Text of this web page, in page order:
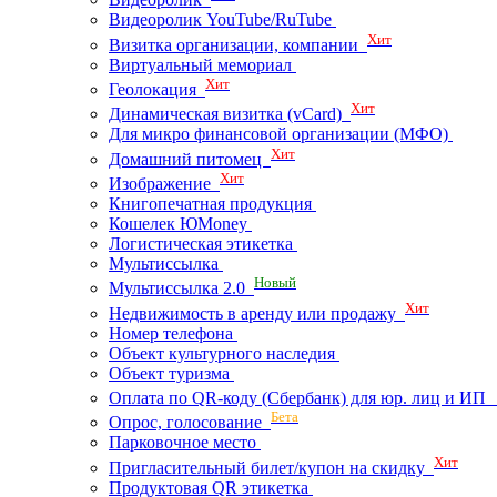
Видеоролик YouTube/RuTube
Визитка организации, компании Хит
Виртуальный мемориал
Геолокация Хит
Динамическая визитка (vCard) Хит
Для микро финансовой организации (МФО)
Домашний питомец Хит
Изображение Хит
Книгопечатная продукция
Кошелек ЮMoney
Логистическая этикетка
Мультиссылка
Мультиссылка 2.0 Новый
Недвижимость в аренду или продажу Хит
Номер телефона
Объект культурного наследия
Объект туризма
Оплата по QR-коду (Сбербанк) для юр. лиц и ИП
Опрос, голосование Бета
Парковочное место
Пригласительный билет/купон на скидку Хит
Продуктовая QR этикетка